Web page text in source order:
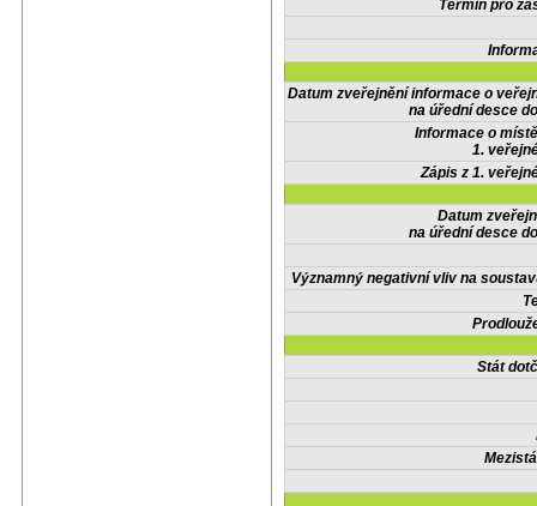
Termín pro
Datum zveřejnění informace o
na úřední desce
Informace o
1.
Zápis z 1.
Datum
na úřední desce
Významný negativní vliv na
Stát